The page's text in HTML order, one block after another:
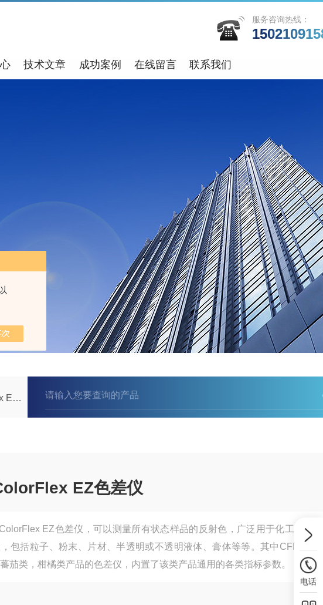
服务咨询热线：
技术文章 成功案例 在线留言 联系我们
仪
EZ色差仪
EZ色差仪，可以测量所有状态样品的反射色，广泛用于化工、食
包括粒子、粉末、片材、半透明或不透明液体、膏体等等。其中CFLX-
茄类，柑橘类产品的色差仪，内置了该类产品通用的各类指标参数。
电话